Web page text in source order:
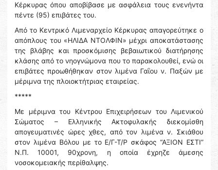
Κέρκυρας όπου αποβίβασε με ασφάλεια τους ενενήντα
πέντε (95) επιβάτες του.
Από το Κεντρικό Λιμεναρχείο Κέρκυρας απαγορεύτηκε ο
απόπλους του «ΗΛΙΔΑ ΝΤΟΛΦΙΝ» μέχρι αποκατάστασης
της βλάβης και προσκόμισης βεβαιωτικού διατήρησης
κλάσης από το νηογνώμονα που το παρακολουθεί, ενώ οι
επιβάτες προωθήθηκαν στον λιμένα Γαΐου ν. Παξών με
μέριμνα της πλοιοκτήτριας εταιρείας.
*****
Με μέριμνα του Κέντρου Επιχειρήσεων του Λιμενικού
Σώματος – Ελληνικής Ακτοφυλακής διεκομίσθη
απογευματινές ώρες χθες, από τον λιμένα ν. Σκιάθου
στον λιμένα Βόλου με το Ε/Γ-Τ/Ρ σκάφος “ΑΞΙΟΝ ΕΣΤΙ”
Ν.Π. 10001, 90χρονη, η οποία έχρηζε άμεσης
νοσοκομειακής περίθαλψης.